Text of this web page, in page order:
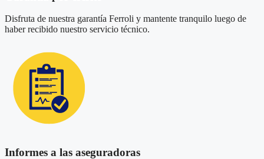
Disfruta de nuestra garantía Ferroli y mantente tranquilo luego de
haber recibido nuestro servicio técnico.
Informes a las aseguradoras